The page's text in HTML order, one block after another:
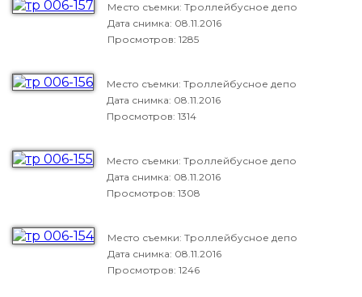
Место съемки: Троллейбусное депо
Дата снимка: 08.11.2016
Просмотров: 1285
Место съемки: Троллейбусное депо
Дата снимка: 08.11.2016
Просмотров: 1314
Место съемки: Троллейбусное депо
Дата снимка: 08.11.2016
Просмотров: 1308
Место съемки: Троллейбусное депо
Дата снимка: 08.11.2016
Просмотров: 1246